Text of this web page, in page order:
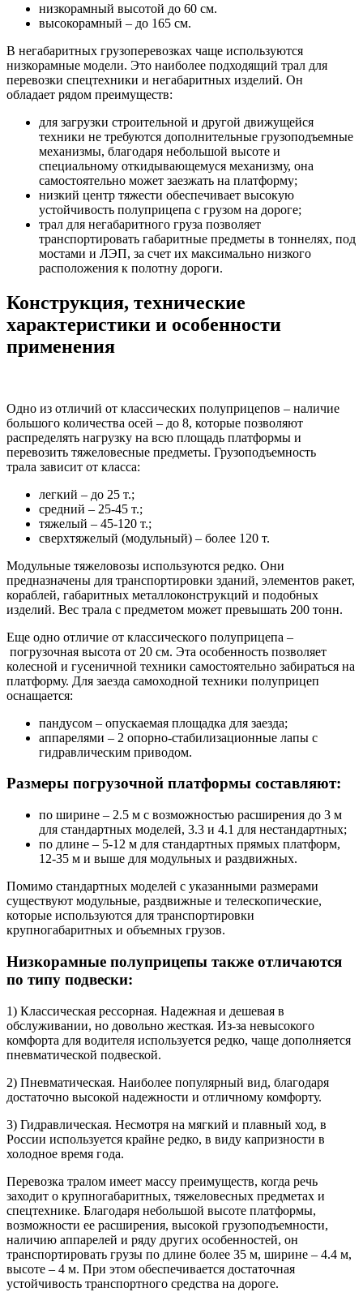
низкорамный высотой до 60 см.
высокорамный – до 165 см.
В негабаритных грузоперевозках чаще используются
низкорамные модели. Это наиболее подходящий трал для
перевозки спецтехники и негабаритных изделий. Он
обладает рядом преимуществ:
для загрузки строительной и другой движущейся
техники не требуются дополнительные грузоподъемные
механизмы, благодаря небольшой высоте и
специальному откидывающемуся механизму, она
самостоятельно может заезжать на платформу;
низкий центр тяжести обеспечивает высокую
устойчивость полуприцепа с грузом на дороге;
трал для негабаритного груза позволяет
транспортировать габаритные предметы в тоннелях, под
мостами и ЛЭП, за счет их максимально низкого
расположения к полотну дороги.
Конструкция, технические
характеристики и особенности
применения
Одно из отличий от классических полуприцепов – наличие
большого количества осей – до 8, которые позволяют
распределять нагрузку на всю площадь платформы и
перевозить тяжеловесные предметы. Грузоподъемность
трала зависит от класса:
легкий – до 25 т.;
средний – 25-45 т.;
тяжелый – 45-120 т.;
сверхтяжелый (модульный) – более 120 т.
Модульные тяжеловозы используются редко. Они
предназначены для транспортировки зданий, элементов ракет,
кораблей, габаритных металлоконструкций и подобных
изделий. Вес трала с предметом может превышать 200 тонн.
Еще одно отличие от классического полуприцепа –
погрузочная высота от 20 см. Эта особенность позволяет
колесной и гусеничной техники самостоятельно забираться на
платформу. Для заезда самоходной техники полуприцеп
оснащается:
пандусом – опускаемая площадка для заезда;
аппарелями – 2 опорно-стабилизационные лапы с
гидравлическим приводом.
Размеры погрузочной платформы составляют:
по ширине – 2.5 м с возможностью расширения до 3 м
для стандартных моделей, 3.3 и 4.1 для нестандартных;
по длине – 5-12 м для стандартных прямых платформ,
12-35 м и выше для модульных и раздвижных.
Помимо стандартных моделей с указанными размерами
существуют модульные, раздвижные и телескопические,
которые используются для транспортировки
крупногабаритных и объемных грузов.
Низкорамные полуприцепы также отличаются
по типу подвески:
1) Классическая рессорная. Надежная и дешевая в
обслуживании, но довольно жесткая. Из-за невысокого
комфорта для водителя используется редко, чаще дополняется
пневматической подвеской.
2) Пневматическая. Наиболее популярный вид, благодаря
достаточно высокой надежности и отличному комфорту.
3) Гидравлическая. Несмотря на мягкий и плавный ход, в
России используется крайне редко, в виду капризности в
холодное время года.
Перевозка тралом имеет массу преимуществ, когда речь
заходит о крупногабаритных, тяжеловесных предметах и
спецтехнике. Благодаря небольшой высоте платформы,
возможности ее расширения, высокой грузоподъемности,
наличию аппарелей и ряду других особенностей, он
транспортировать грузы по длине более 35 м, ширине – 4.4 м,
высоте – 4 м. При этом обеспечивается достаточная
устойчивость транспортного средства на дороге.